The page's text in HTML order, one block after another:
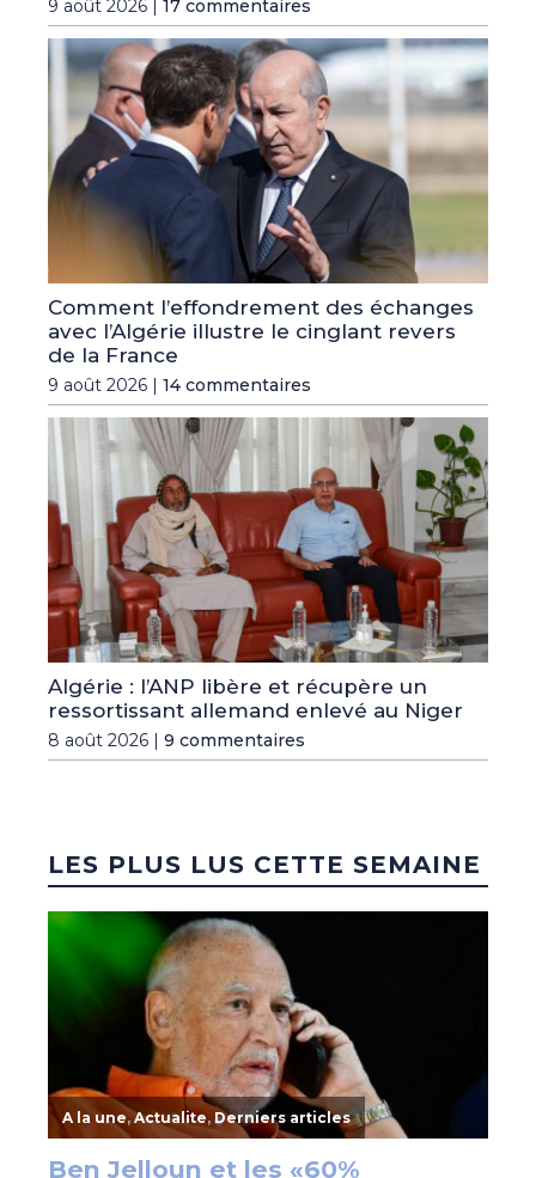
9 août 2026 | 17 commentaires
Comment l’effondrement des échanges
avec l’Algérie illustre le cinglant revers
de la France
9 août 2026 | 14 commentaires
Algérie : l’ANP libère et récupère un
ressortissant allemand enlevé au Niger
8 août 2026 | 9 commentaires
LES PLUS LUS CETTE SEMAINE